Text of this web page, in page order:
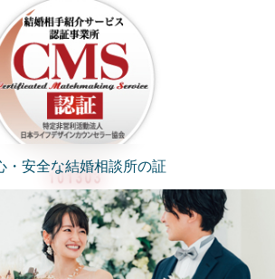
・安全な結婚相談所の証